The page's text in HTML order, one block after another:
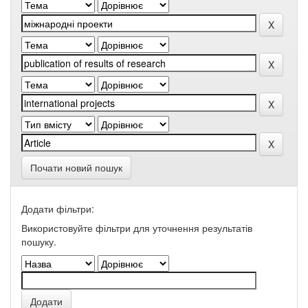
Почати новий пошук
Додати фільтри:
Використовуйте фільтри для уточнення результатів
пошуку.